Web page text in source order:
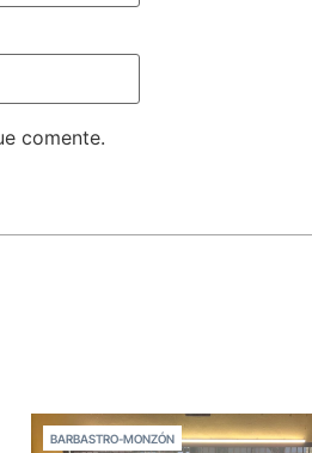
comente.
BARBASTRO-MONZÓN